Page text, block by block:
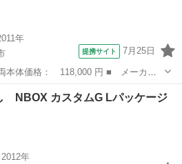
年
提携サイト 7月25日
イフ ■ グレード名： Ｇ 検２年
電格ミラー ＡＢＳ バックカメ
NBOX カスタムG Lパッケージ
2012年